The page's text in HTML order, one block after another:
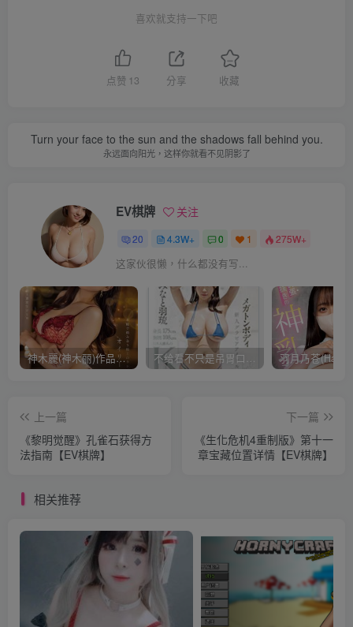
喜欢就支持一下吧
点赞 13 分享 收藏
Turn your face to the sun and the shadows fall behind you.
永远面向阳光，这样你就看不见阴影了
EV棋牌 关注
20 4.3W+ 0 1 275W+
这家伙很懒，什么都没有写...
神木麗(神木丽)作品STARS-804发布！出道一周年，华丽布拉甲闪亮动人！【EV棋牌】 不给看不只是吊胃口！K奶的みなと羽琉(凑羽琉)原来是无码妹「水原圣子」？【EV棋牌】
上一篇
《黎明觉醒》孔雀石获得方
法指南【EV棋牌】
下一篇
《生化危机4重制版》第十一
章宝藏位置详情【EV棋牌】
相关推荐